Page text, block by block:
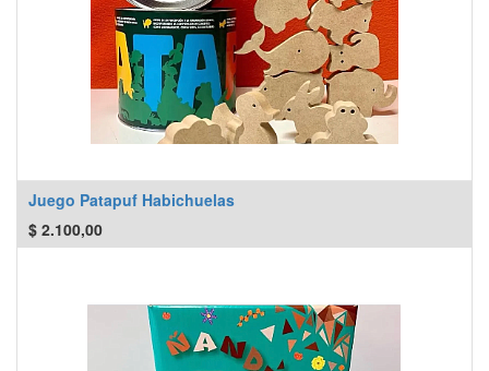
Juego Patapuf Habichuelas
$ 2.100,00